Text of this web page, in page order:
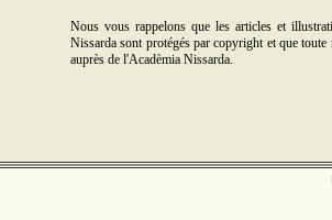
Nous vous rappelons que les articles et
Nissarda sont protégés par copyright et que
auprès de l'Acadèmia Nissarda.